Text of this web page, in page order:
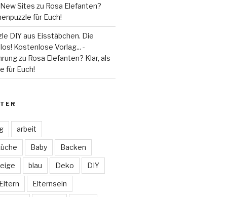
Sites zu Rosa Elefanten?
für Euch!
DIY aus Eisstäbchen. Die
Kostenlose Vorlag... -
zu Rosa Elefanten? Klar, als
für Euch!
arbeit
Baby Backen
blau Deko DIY
Eltern Elternsein